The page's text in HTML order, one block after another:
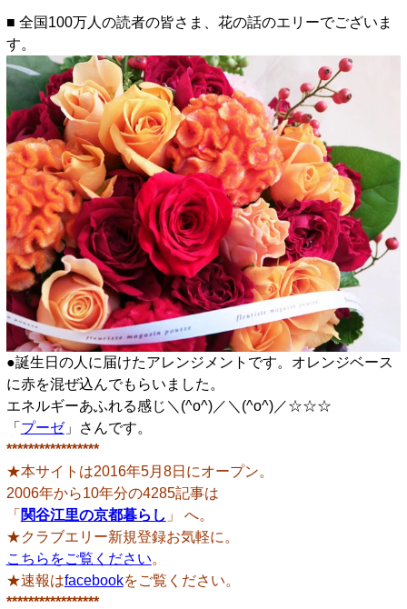
■ 全国100万人の読者の皆さま、花の話のエリーでございま
す。
●誕生日の人に届けたアレンジメントです。オレンジベース
に赤を混ぜ込んでもらいました。
エネルギーあふれる感じ＼(^o^)／＼(^o^)／☆☆☆
「 プーゼ」さんです。
*****************
★本サイトは2016年5月8日にオープン。
2006年から10年分の4285記事は
「 関谷江里の京都暮らし 」 へ。
★クラブエリー新規登録お気軽に。
こちらをご覧ください。
★速報はfacebookをご覧ください。
*****************